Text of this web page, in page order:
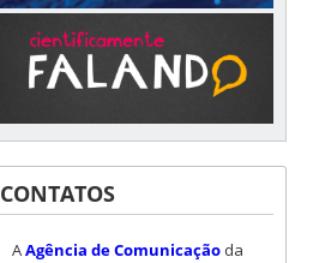
CONTATOS
AAgência de Comunicaçãoda